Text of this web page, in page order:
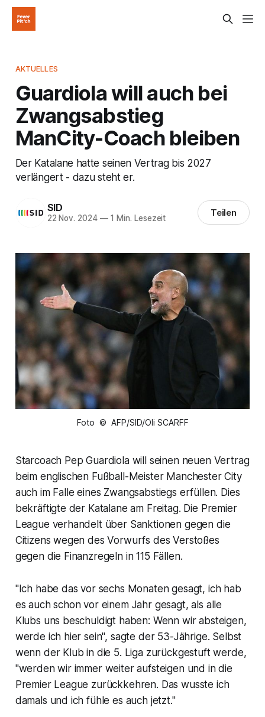
AKTUELLES
Guardiola will auch bei
Zwangsabstieg
ManCity-Coach bleiben
Der Katalane hatte seinen Vertrag bis 2027
verlängert - dazu steht er.
SID
22 Nov. 2024 —1 Min. Lesezeit Teilen
Foto © AFP/SID/Oli SCARFF
Starcoach Pep Guardiola will seinen neuen Vertrag
beim englischen Fußball-Meister Manchester City
auch im Falle eines Zwangsabstiegs erfüllen. Dies
bekräftigte der Katalane am Freitag. Die Premier
League verhandelt über Sanktionen gegen die
Citizens wegen des Vorwurfs des Verstoßes
gegen die Finanzregeln in 115 Fällen.
"Ich habe das vor sechs Monaten gesagt, ich hab
es auch schon vor einem Jahr gesagt, als alle
Klubs uns beschuldigt haben: Wenn wir absteigen,
werde ich hier sein", sagte der 53-Jährige. Selbst
wenn der Klub in die 5. Liga zurückgestuft werde,
"werden wir immer weiter aufsteigen und in die
Premier League zurückkehren. Das wusste ich
damals und ich fühle es auch jetzt."